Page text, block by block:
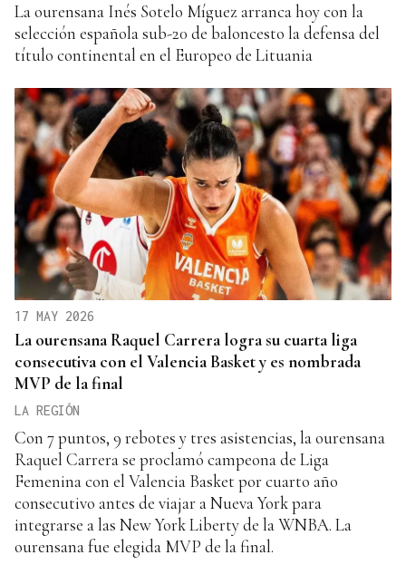
La ourensana Inés Sotelo Míguez arranca hoy con la
selección española sub-20 de baloncesto la defensa del
título continental en el Europeo de Lituania
17 MAY 2026
La ourensana Raquel Carrera logra su cuarta liga
consecutiva con el Valencia Basket y es nombrada
MVP de la final
LA REGIÓN
Con 7 puntos, 9 rebotes y tres asistencias, la ourensana
Raquel Carrera se proclamó campeona de Liga
Femenina con el Valencia Basket por cuarto año
consecutivo antes de viajar a Nueva York para
integrarse a las New York Liberty de la WNBA. La
ourensana fue elegida MVP de la final.